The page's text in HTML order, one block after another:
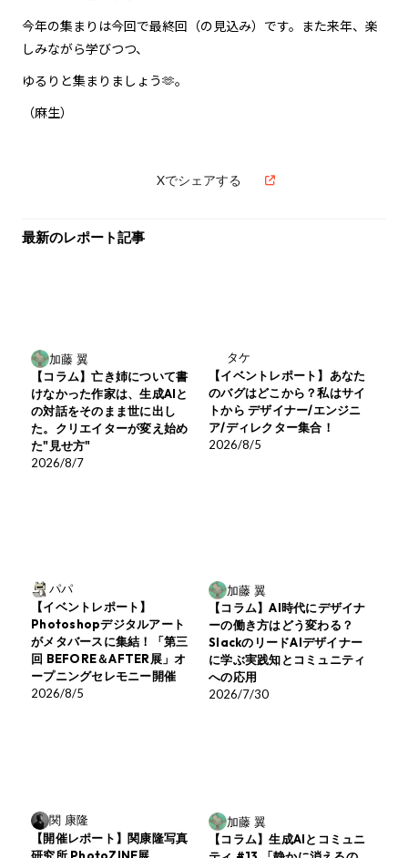
今年の集まりは今回で最終回（の見込み）です。また来年、楽
しみながら学びつつ、
ゆるりと集まりましょう🫶。
（麻生）
Xでシェアする
最新のレポート記事
加藤 翼
【コラム】亡き姉について書
けなかった作家は、生成AIと
の対話をそのまま世に出し
た。クリエイターが変え始め
た"見せ方"
2026/8/7
タケ
【イベントレポート】あなた
のバグはどこから？私はサイ
トから デザイナー/エンジニ
ア/ディレクター集合！
2026/8/5
パパ
【イベントレポート】
Photoshopデジタルアート
がメタバースに集結！「第三
回 BEFORE＆AFTER展」オ
ープニングセレモニー開催
2026/8/5
加藤 翼
【コラム】AI時代にデザイナ
ーの働き方はどう変わる？
SlackのリードAIデザイナー
に学ぶ実践知とコミュニティ
への応用
2026/7/30
関 康隆
【開催レポート】関康隆写真
研究所 PhotoZINE展
加藤 翼
【コラム】生成AIとコミュニ